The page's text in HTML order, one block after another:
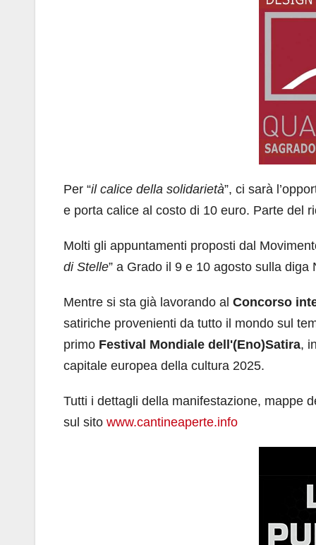
Per “il calice della solidarietà”, ci sarà
e porta calice al costo di 10 euro. Parte del
Molti gli appuntamenti proposti dal
di Stelle” a Grado il 9 e 10 agosto sulla diga
Mentre si sta già lavorando al Concorso
satiriche provenienti da tutto il mondo sul
primo Festival Mondiale dell'(Eno)Satira,
capitale europea della cultura 2025.
Tutti i dettagli della manifestazione, mappe
sul sito www.cantineaperte.info